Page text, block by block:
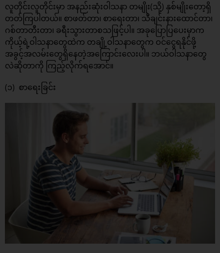
လူတိုင်းလူတိုင်းမှာ အနည်းဆုံးဝါသနာ တမျိုး(သို့) နှစ်မျိုးတော့ရှိ
တတ်ကြပါတယ်။ စာဖတ်တာ၊ စာရေးတာ၊ သီချင်းနားထောင်တာ၊
ဂစ်တာတီးတာ၊ ခရီးသွားတာစသဖြင့်ပါ။ အခုပြောပြပေးမှာက
ကိုယ့်ရဲ့ဝါသနာတွေထဲက တချို့ဝါသနာတွေက ဝင်ငွေရနိုင်ဖို့
အခွင့်အလမ်းတွေရှိနေတဲ့အကြောင်းလေးပါ။ ဘယ်ဝါသနာတွေ
လဲဆိုတာကို ကြည့်လိုက်ရအောင်။
(၁) စာရေးခြင်း